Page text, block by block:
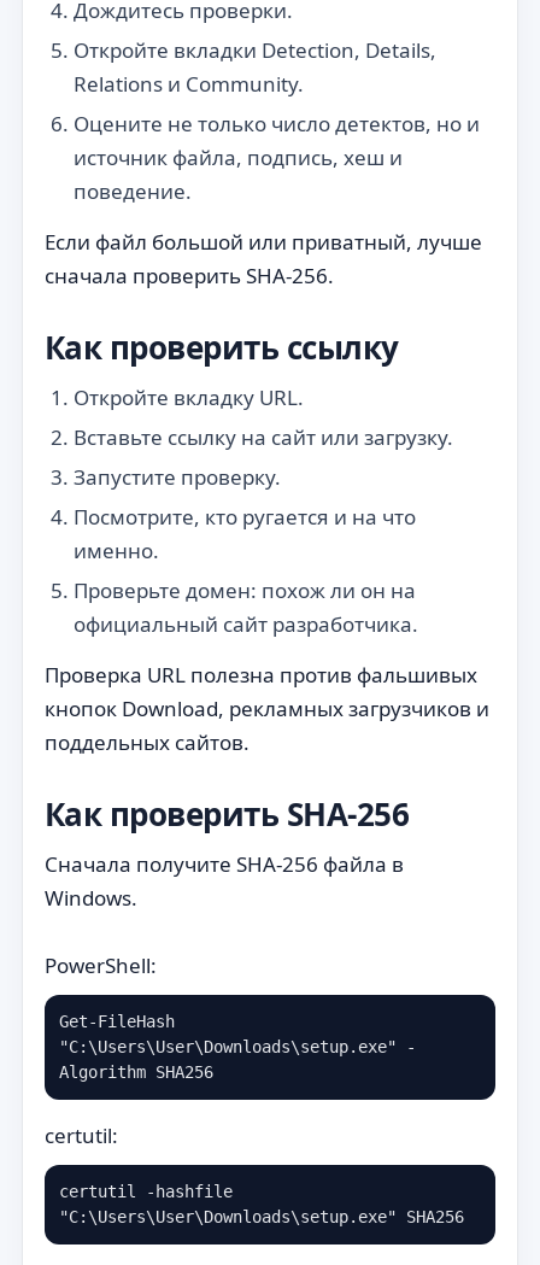
Дождитесь проверки.
Откройте вкладки Detection, Details,
Relations и Community.
Оцените не только число детектов, но и
источник файла, подпись, хеш и
поведение.
Если файл большой или приватный, лучше
сначала проверить SHA-256.
Как проверить ссылку
Откройте вкладку URL.
Вставьте ссылку на сайт или загрузку.
Запустите проверку.
Посмотрите, кто ругается и на что
именно.
Проверьте домен: похож ли он на
официальный сайт разработчика.
Проверка URL полезна против фальшивых
кнопок Download, рекламных загрузчиков и
поддельных сайтов.
Как проверить SHA-256
Сначала получите SHA-256 файла в
Windows.
PowerShell:
Get-FileHash
"C:\Users\User\Downloads\setup.exe" -
Algorithm SHA256
certutil:
certutil -hashfile
"C:\Users\User\Downloads\setup.exe" SHA256